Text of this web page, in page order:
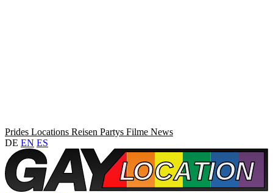
Prides Locations Reisen Partys Filme News
DE EN ES